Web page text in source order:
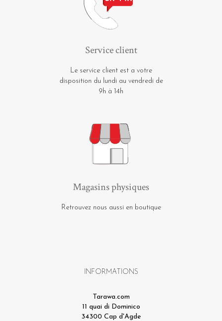
Service client
Le service client est a votre
disposition du lundi au vendredi de
9h à 14h
Magasins physiques
Retrouvez nous aussi en boutique
INFORMATIONS
Tarawa.com
11 quai di Dominico
34300 Cap d'Agde